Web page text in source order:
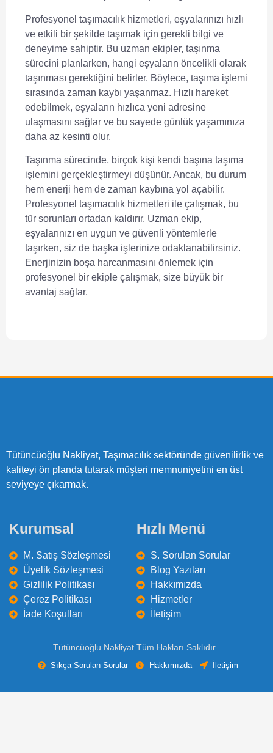
Profesyonel taşımacılık hizmetleri, eşyalarınızı hızlı
ve etkili bir şekilde taşımak için gerekli bilgi ve
deneyime sahiptir. Bu uzman ekipler, taşınma
sürecini planlarken, hangi eşyaların öncelikli olarak
taşınması gerektiğini belirler. Böylece, taşıma işlemi
sırasında zaman kaybı yaşanmaz. Hızlı hareket
edebilmek, eşyaların hızlıca yeni adresine
ulaşmasını sağlar ve bu sayede günlük yaşamınıza
daha az kesinti olur.
Taşınma sürecinde, birçok kişi kendi başına taşıma
işlemini gerçekleştirmeyi düşünür. Ancak, bu durum
hem enerji hem de zaman kaybına yol açabilir.
Profesyonel taşımacılık hizmetleri ile çalışmak, bu
tür sorunları ortadan kaldırır. Uzman ekip,
eşyalarınızı en uygun ve güvenli yöntemlerle
taşırken, siz de başka işlerinize odaklanabilirsiniz.
Enerjinizin boşa harcanmasını önlemek için
profesyonel bir ekiple çalışmak, size büyük bir
avantaj sağlar.
Tütüncüoğlu Nakliyat, Taşımacılık sektöründe güvenilirlik ve
kaliteyi ön planda tutarak müşteri memnuniyetini en üst
seviyeye çıkarmak.
Kurumsal
M. Satış Sözleşmesi
Üyelik Sözleşmesi
Gizlilik Politikası
Çerez Politikası
İade Koşulları
Hızlı Menü
S. Sorulan Sorular
Blog Yazıları
Hakkımızda
Hizmetler
İletişim
Tütüncüoğlu Nakliyat Tüm Hakları Saklıdır.
Sıkça Sorulan Sorular Hakkımızda İletişim